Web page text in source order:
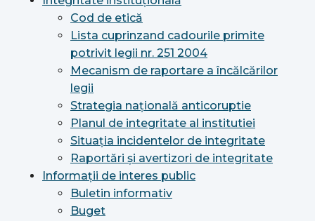
Cod de etică
Lista cuprinzand cadourile primite
potrivit legii nr. 251 2004
Mecanism de raportare a încălcărilor
legii
Strategia națională anticoruptie
Planul de integritate al institutiei
Situația incidentelor de integritate
Raportări și avertizori de integritate
Informații de interes public
Buletin informativ
Buget